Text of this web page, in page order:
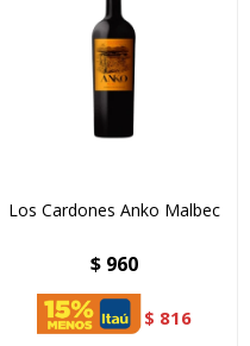
Los Cardones Anko Malbec
$ 960
$ 816